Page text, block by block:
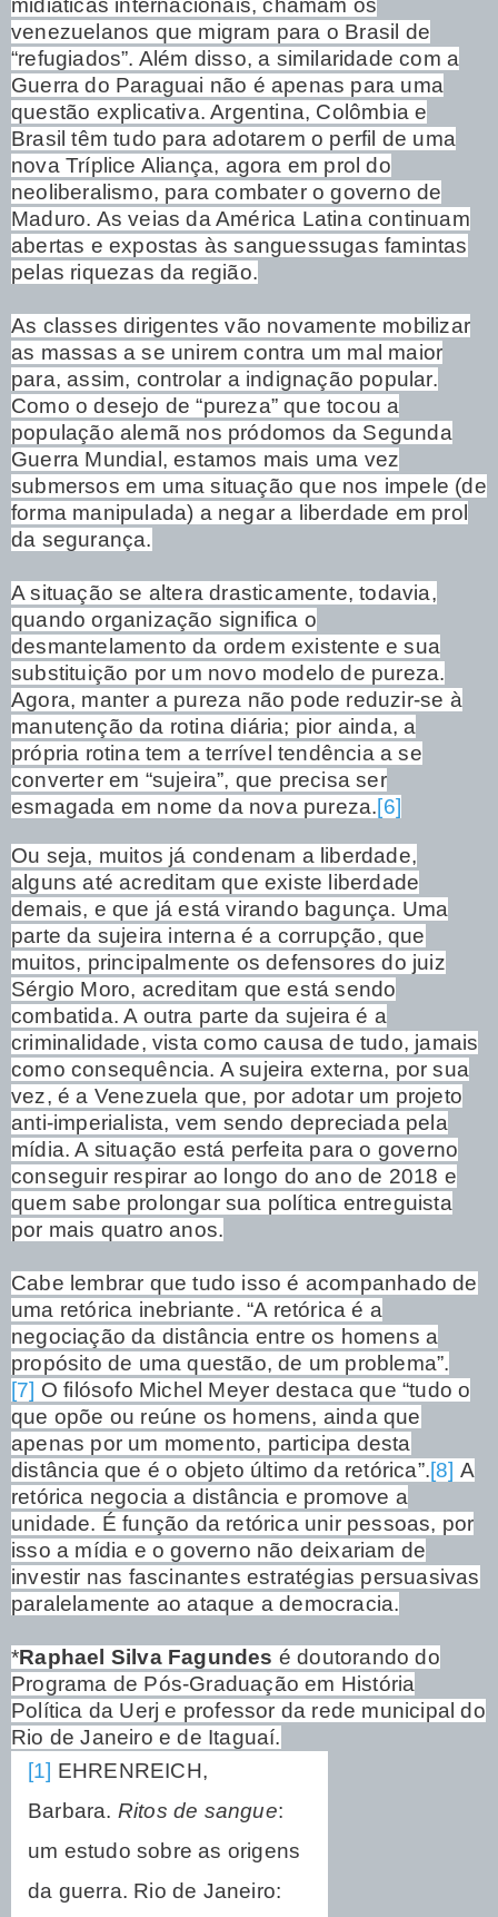
midiáticas internacionais, chamam os
venezuelanos que migram para o Brasil de
“refugiados”. Além disso, a similaridade com a
Guerra do Paraguai não é apenas para uma
questão explicativa. Argentina, Colômbia e
Brasil têm tudo para adotarem o perfil de uma
nova Tríplice Aliança, agora em prol do
neoliberalismo, para combater o governo de
Maduro. As veias da América Latina continuam
abertas e expostas às sanguessugas famintas
pelas riquezas da região.
As classes dirigentes vão novamente mobilizar
as massas a se unirem contra um mal maior
para, assim, controlar a indignação popular.
Como o desejo de “pureza” que tocou a
população alemã nos pródomos da Segunda
Guerra Mundial, estamos mais uma vez
submersos em uma situação que nos impele (de
forma manipulada) a negar a liberdade em prol
da segurança.
A situação se altera drasticamente, todavia,
quando organização significa o
desmantelamento da ordem existente e sua
substituição por um novo modelo de pureza.
Agora, manter a pureza não pode reduzir-se à
manutenção da rotina diária; pior ainda, a
própria rotina tem a terrível tendência a se
converter em “sujeira”, que precisa ser
esmagada em nome da nova pureza.[6]
Ou seja, muitos já condenam a liberdade,
alguns até acreditam que existe liberdade
demais, e que já está virando bagunça. Uma
parte da sujeira interna é a corrupção, que
muitos, principalmente os defensores do juiz
Sérgio Moro, acreditam que está sendo
combatida. A outra parte da sujeira é a
criminalidade, vista como causa de tudo, jamais
como consequência. A sujeira externa, por sua
vez, é a Venezuela que, por adotar um projeto
anti-imperialista, vem sendo depreciada pela
mídia. A situação está perfeita para o governo
conseguir respirar ao longo do ano de 2018 e
quem sabe prolongar sua política entreguista
por mais quatro anos.
Cabe lembrar que tudo isso é acompanhado de
uma retórica inebriante. “A retórica é a
negociação da distância entre os homens a
propósito de uma questão, de um problema”.
[7] O filósofo Michel Meyer destaca que “tudo o
que opõe ou reúne os homens, ainda que
apenas por um momento, participa desta
distância que é o objeto último da retórica”.[8] A
retórica negocia a distância e promove a
unidade. É função da retórica unir pessoas, por
isso a mídia e o governo não deixariam de
investir nas fascinantes estratégias persuasivas
paralelamente ao ataque a democracia.
*Raphael Silva Fagundes é doutorando do
Programa de Pós-Graduação em História
Política da Uerj e professor da rede municipal do
Rio de Janeiro e de Itaguaí.
[1] EHRENREICH,
Barbara. Ritos de sangue:
um estudo sobre as origens
da guerra. Rio de Janeiro: